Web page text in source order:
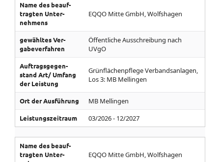
Name des be­auf­
tragten Unter­
nehmens
EQQO Mitte GmbH, Wolfshagen
gewähltes Ver­
gabe­ver­fahren
Öffentliche Ausschreibung nach
UVgO
Auf­trags­gegen­
stand­ Art/­ Umfang
der Leistung
Grünflächenpflege Verbandsanlagen,
Los 3: MB Mellingen
Ort der Aus­führung MB Mellingen
Leistungs­zeitraum 03/2026 - 12/2027
Name des be­auf­
tragten Unter­
EQQO Mitte GmbH, Wolfshagen